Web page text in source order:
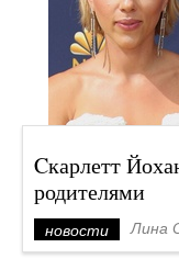
Cкарлетт
родителями
новости Лина